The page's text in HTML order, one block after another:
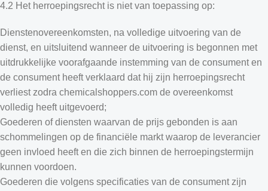
4.2 Het herroepingsrecht is niet van toepassing op:
Dienstenovereenkomsten, na volledige uitvoering van de
dienst, en uitsluitend wanneer de uitvoering is begonnen met
uitdrukkelijke voorafgaande instemming van de consument en
de consument heeft verklaard dat hij zijn herroepingsrecht
verliest zodra chemicalshoppers.com de overeenkomst
volledig heeft uitgevoerd;
Goederen of diensten waarvan de prijs gebonden is aan
schommelingen op de financiële markt waarop de leverancier
geen invloed heeft en die zich binnen de herroepingstermijn
kunnen voordoen.
Goederen die volgens specificaties van de consument zijn